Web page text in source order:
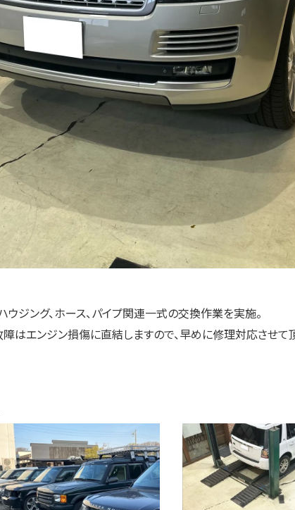
ウジング、ホース、パイプ関連一式の交換作業を実施。
はエンジン損傷に直結しますので、早めに修理対応させて